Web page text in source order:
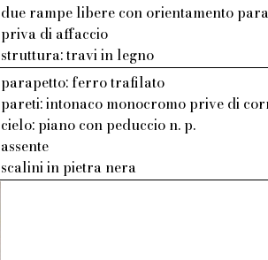
due rampe libere con orientamento
priva di affaccio
struttura: travi in legno
parapetto: ferro trafilato
pareti: intonaco monocromo prive di
cielo: piano con peduccio n. p.
assente
scalini in pietra nera